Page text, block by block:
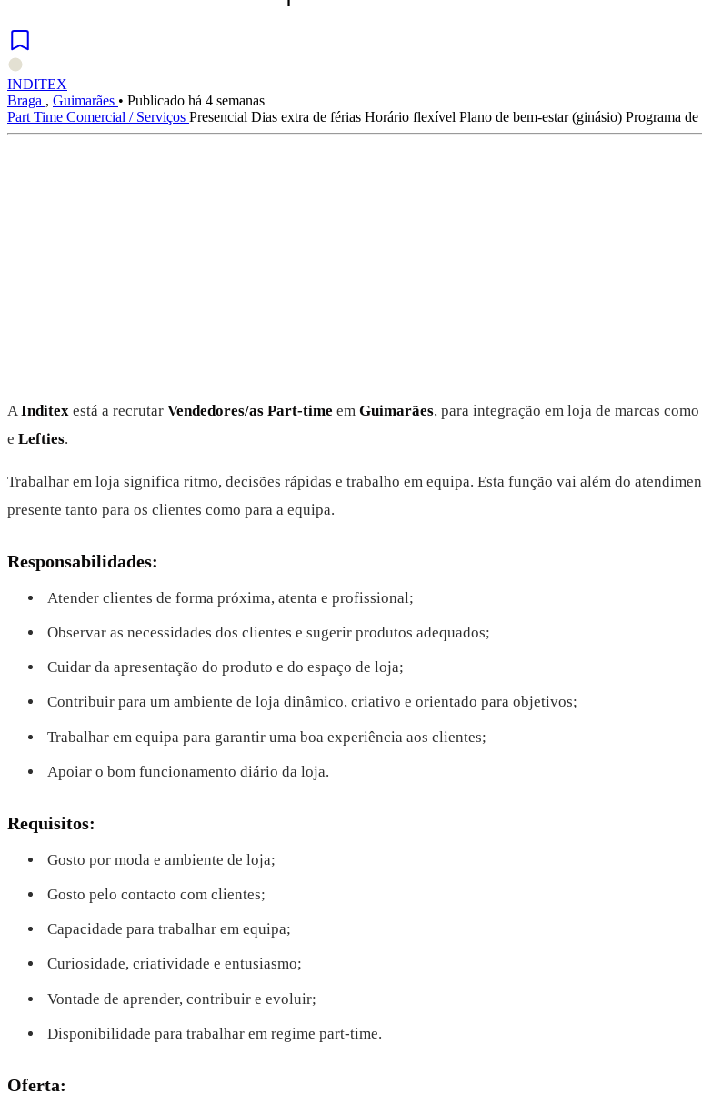
INDITEX
Braga , Guimarães • Publicado há 4 semanas
Part Time Comercial / Serviços Presencial Dias extra de férias Horário flexível Plano de bem-estar (ginásio) Programa de
AInditex está a recrutar Vendedores/as Part-time em Guimarães, para integração em loja de marcas como
e Lefties.
Trabalhar em loja significa ritmo, decisões rápidas e trabalho em equipa. Esta função vai além do
presente tanto para os clientes como para a equipa.
Responsabilidades:
Atender clientes de forma próxima, atenta e profissional;
Observar as necessidades dos clientes e sugerir produtos adequados;
Cuidar da apresentação do produto e do espaço de loja;
Contribuir para um ambiente de loja dinâmico, criativo e orientado para objetivos;
Trabalhar em equipa para garantir uma boa experiência aos clientes;
Apoiar o bom funcionamento diário da loja.
Requisitos:
Gosto por moda e ambiente de loja;
Gosto pelo contacto com clientes;
Capacidade para trabalhar em equipa;
Curiosidade, criatividade e entusiasmo;
Vontade de aprender, contribuir e evoluir;
Disponibilidade para trabalhar em regime part-time.
Oferta: